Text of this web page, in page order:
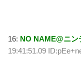
16: NO NAME@ニン
19:41:51.09